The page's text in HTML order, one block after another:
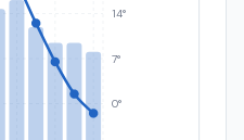
0°
7°
14°